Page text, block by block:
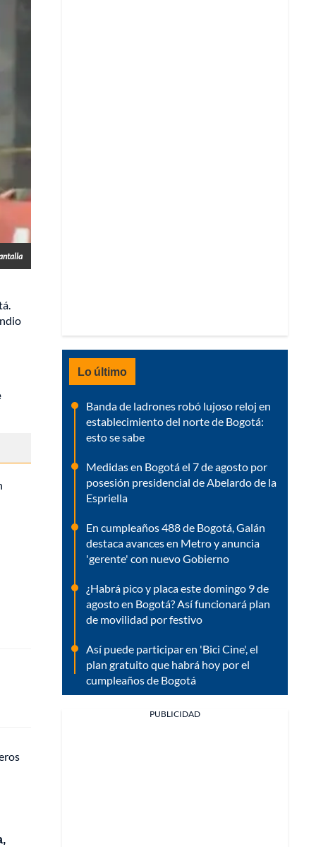
Lo último
Banda de ladrones robó lujoso reloj en
establecimiento del norte de Bogotá:
esto se sabe
Medidas en Bogotá el 7 de agosto por
posesión presidencial de Abelardo de la
Espriella
En cumpleaños 488 de Bogotá, Galán
destaca avances en Metro y anuncia
'gerente' con nuevo Gobierno
¿Habrá pico y placa este domingo 9 de
agosto en Bogotá? Así funcionará plan
de movilidad por festivo
Así puede participar en 'Bici Cine', el
plan gratuito que habrá hoy por el
cumpleaños de Bogotá
PUBLICIDAD